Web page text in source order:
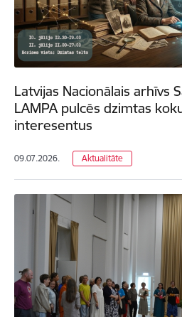
Latvijas Nacionālais arhīvs
LAMPA pulcēs dzimtas
interesentus
09.07.2026. Aktualitāte